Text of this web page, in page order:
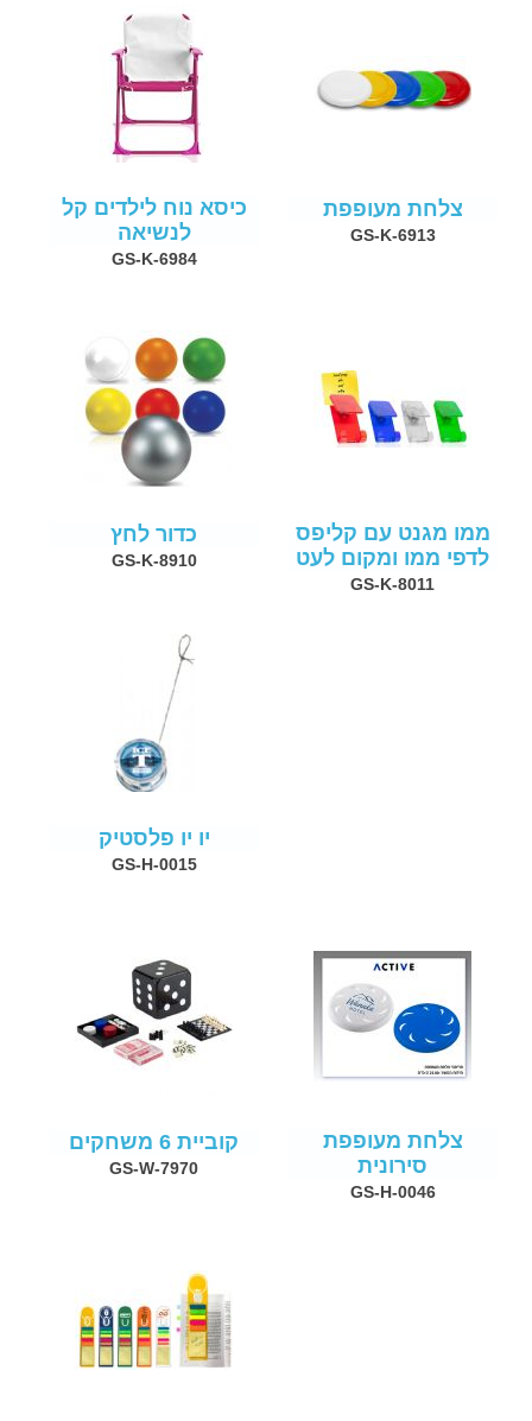
צלחת מעופפת
GS-K-6913
כיסא נוח לילדים קל
לנשיאה
GS-K-6984
ממו מגנט עם קליפס
לדפי ממו ומקום לעט
GS-K-8011
כדור לחץ
GS-K-8910
יו יו פלסטיק
GS-H-0015
צלחת מעופפת
סירונית
GS-H-0046
קוביית 6 משחקים
GS-W-7970